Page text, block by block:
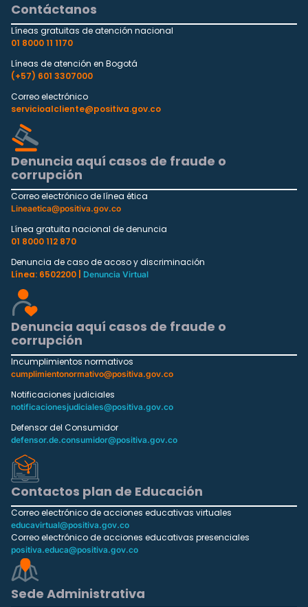
Contáctanos
Líneas gratuitas de atención nacional
01 8000 11 1170
Líneas de atención en Bogotá
(+57) 601 3307000
Correo electrónico
servicioalcliente@positiva.gov.co
Denuncia aquí casos de fraude o
corrupción
Correo electrónico de línea ética
Lineaetica@positiva.gov.co
Línea gratuita nacional de denuncia
01 8000 112 870
Denuncia de caso de acoso y discriminación
Línea: 6502200 |
Denuncia Virtual
Denuncia aquí casos de fraude o
corrupción
Incumplimientos normativos
cumplimientonormativo@positiva.gov.co
Notificaciones judiciales
notificacionesjudiciales@positiva.gov.co
Defensor del Consumidor
defensor.de.consumidor@positiva.gov.co
Contactos plan de Educación
Correo electrónico de acciones educativas virtuales
educavirtual@positiva.gov.co
Correo electrónico de acciones educativas presenciales
positiva.educa@positiva.gov.co
Sede Administrativa